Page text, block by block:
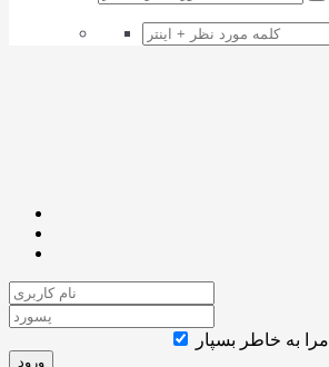
مرا به خاطر بسپار